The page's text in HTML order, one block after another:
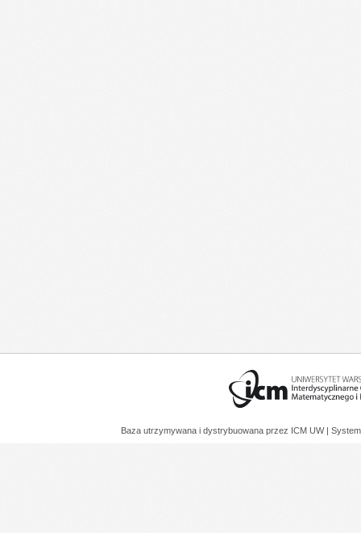
Baza utrzymywana i dystrybuowana przez ICM UW |